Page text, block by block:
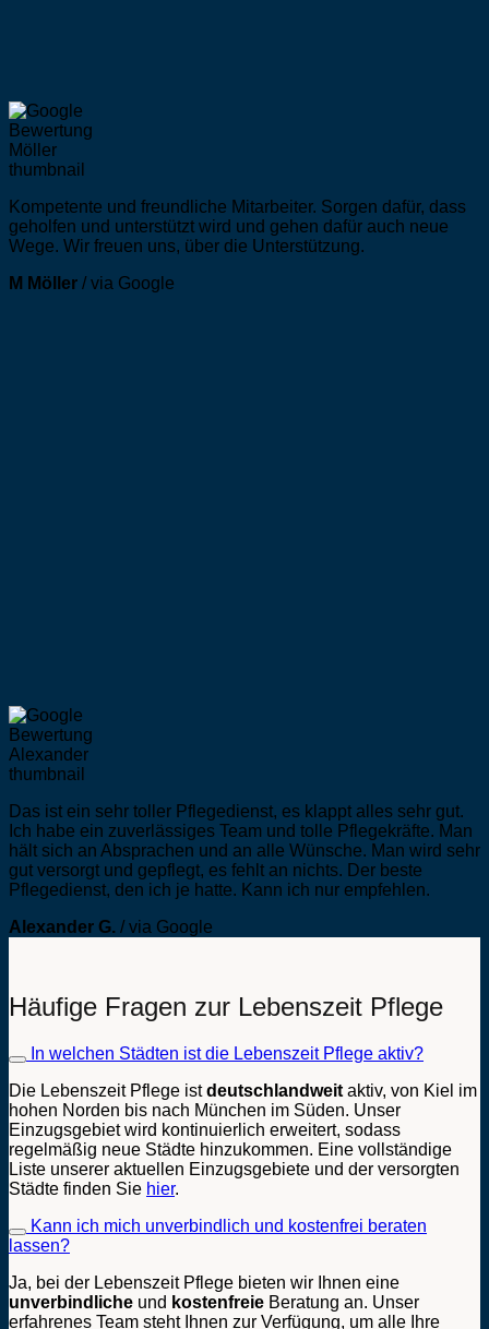
Kompetente und freundliche Mitarbeiter. Sorgen dafür, dass
geholfen und unterstützt wird und gehen dafür auch neue
Wege. Wir freuen uns, über die Unterstützung.
M Möller / via Google
Das ist ein sehr toller Pflegedienst, es klappt alles sehr gut.
Ich habe ein zuverlässiges Team und tolle Pflegekräfte. Man
hält sich an Absprachen und an alle Wünsche. Man wird sehr
gut versorgt und gepflegt, es fehlt an nichts. Der beste
Pflegedienst, den ich je hatte. Kann ich nur empfehlen.
Alexander G. / via Google
Häufige Fragen zur Lebenszeit Pflege
In welchen Städten ist die Lebenszeit Pflege aktiv?
Die Lebenszeit Pflege istdeutschlandweit aktiv, von Kiel im
hohen Norden bis nach München im Süden. Unser
Einzugsgebiet wird kontinuierlich erweitert, sodass
regelmäßig neue Städte hinzukommen. Eine vollständige
Liste unserer aktuellen Einzugsgebiete und der versorgten
Städte finden Sie hier.
Kann ich mich unverbindlich und kostenfrei beraten
lassen?
Ja, bei der Lebenszeit Pflege bieten wir Ihnen eine
unverbindliche und kostenfreie Beratung an. Unser
erfahrenes Team steht Ihnen zur Verfügung, um alle Ihre